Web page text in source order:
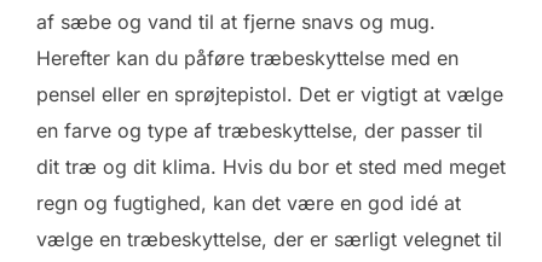
af sæbe og vand til at fjerne snavs og mug.
Herefter kan du påføre træbeskyttelse med en
pensel eller en sprøjtepistol. Det er vigtigt at vælge
en farve og type af træbeskyttelse, der passer til
dit træ og dit klima. Hvis du bor et sted med meget
regn og fugtighed, kan det være en god idé at
vælge en træbeskyttelse, der er særligt velegnet til